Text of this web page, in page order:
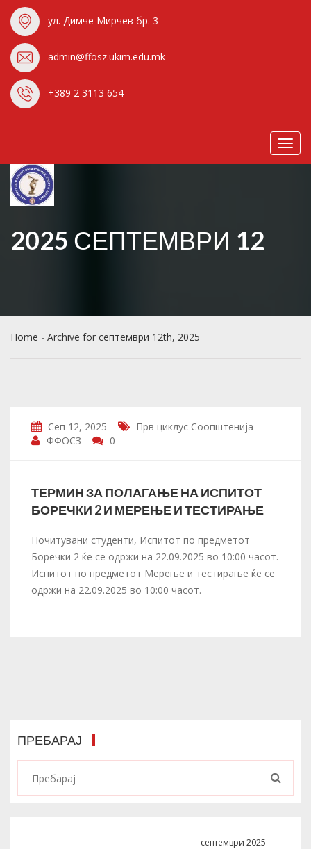
ул. Димче Мирчев бр. 3
admin@ffosz.ukim.edu.mk
+389 2 3113 654
2025 СЕПТЕМВРИ 12
Home Archive for септември 12th, 2025
Сеп 12, 2025 Прв циклус Соопштенија
ФФОСЗ
0
ТЕРМИН ЗА ПОЛАГАЊЕ НА ИСПИТОТ
БОРЕЧКИ 2 И МЕРЕЊЕ И ТЕСТИРАЊЕ
Почитувани студенти, Испитот по предметот
Боречки 2 ќе се одржи на 22.09.2025 во 10:00 часот.
Испитот по предметот Мерење и тестирање ќе се
одржи на 22.09.2025 во 10:00 часот.
ПРЕБАРАЈ
септември 2025